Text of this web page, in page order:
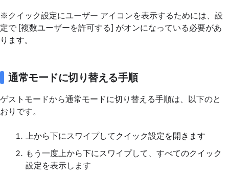
※クイック設定にユーザー アイコンを表示するためには、設
定で [複数ユーザーを許可する] がオンになっている必要があ
ります。
通常モードに切り替える手順
ゲストモードから通常モードに切り替える手順は、以下のと
おりです。
上から下にスワイプしてクイック設定を開きます
もう一度上から下にスワイプして、すべてのクイック
設定を表示します